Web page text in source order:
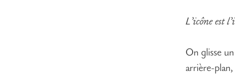
L’icône est
On glisse
arrière-